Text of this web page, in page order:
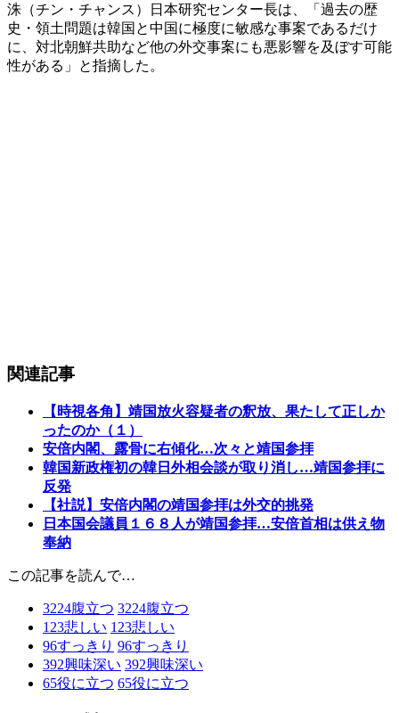
洙（チン・チャンス）日本研究センター長は、「過去の歴
史・領土問題は韓国と中国に極度に敏感な事案であるだけ
に、対北朝鮮共助など他の外交事案にも悪影響を及ぼす可能
性がある」と指摘した。
関連記事
【時視各角】靖国放火容疑者の釈放、果たして正しか
ったのか（１）
安倍内閣、露骨に右傾化…次々と靖国参拝
韓国新政権初の韓日外相会談が取り消し…靖国参拝に
反発
【社説】安倍内閣の靖国参拝は外交的挑発
日本国会議員１６８人が靖国参拝…安倍首相は供え物
奉納
この記事を読んで…
3224腹立つ 3224腹立つ
123悲しい 123悲しい
96すっきり 96すっきり
392興味深い 392興味深い
65役に立つ 65役に立つ